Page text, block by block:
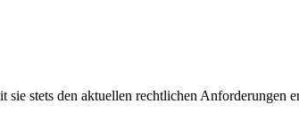
sie stets den aktuellen rechtlichen Anforderungen